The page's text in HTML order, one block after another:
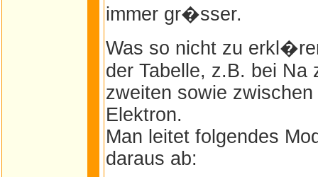
immer gr�sser.
Was so nicht zu
der Tabelle, z.B. bei Na
zweiten sowie
Elektron.
Man leitet folgendes
daraus ab: